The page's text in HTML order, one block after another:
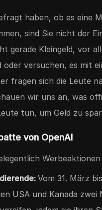
haben, ob es eine
sind Sie nicht der
gerade Kleingeld, vor
oder versuchen, es mit
fragen sich die Leute
wir uns an, was
tun, um Geld zu
von OpenAI
Vom 31. März
USA und Kanada